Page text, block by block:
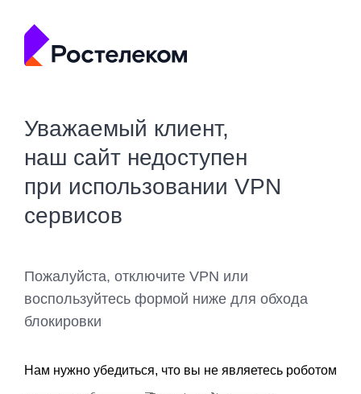
Уважаемый клиент,
наш сайт недоступен
при использовании VPN
сервисов
Пожалуйста, отключите VPN или
воспользуйтесь формой ниже для обхода
блокировки
Нам нужно убедиться, что вы не являетесь роботом